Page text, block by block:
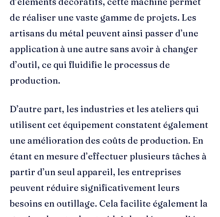
de réaliser une vaste gamme de projets. Les
artisans du métal peuvent ainsi passer d’une
application à une autre sans avoir à changer
d’outil, ce qui fluidifie le processus de
production.
D’autre part, les industries et les ateliers qui
utilisent cet équipement constatent également
une amélioration des coûts de production. En
étant en mesure d’effectuer plusieurs tâches à
partir d’un seul appareil, les entreprises
peuvent réduire significativement leurs
besoins en outillage. Cela facilite également la